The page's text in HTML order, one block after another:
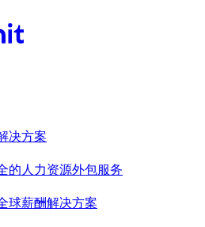
决方案
的人力资源外包服务
球薪酬解决方案